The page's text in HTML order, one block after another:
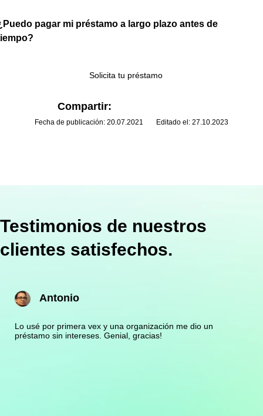
pagar mi préstamo a largo plazo antes de
Solicita tu préstamo
Compartir:
Fecha de publicación: 20.07.2021 Editado el: 27.10.2023
Testimonios de nuestros
clientes satisfechos.
Antonio
Lo usé por primera vex y una organización me dio un
préstamo sin intereses. Genial, gracias!